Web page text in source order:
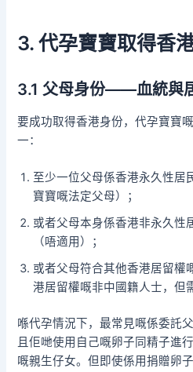
3. 代孕寶寶取得香
3.1 父母身份——血統與
要成功取得香港身份，代孕寶寶
一：
至少一位父母係香港永久性居
寶寶嘅法定父母）；
或者父母本身係香港非永久性
（唔適用）；
或者父母符合其他香港居留權
港居留權嘅非中國籍人士，但
喺代孕情況下，最常見嘅係委託
且佢哋使用自己嘅卵子同精子進
嘅親生仔女。但即使係用捐贈卵